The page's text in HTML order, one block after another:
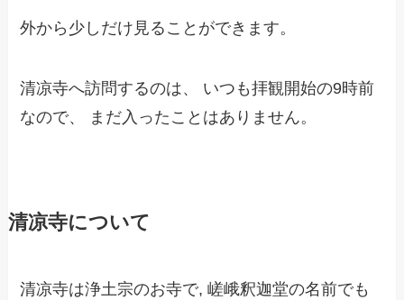
外から少しだけ見ることができます。
清凉寺へ訪問するのは、 いつも拝観開始の9時前
なので、 まだ入ったことはありません。
清凉寺について
清凉寺は浄土宗のお寺で, 嵯峨釈迦堂の名前でも